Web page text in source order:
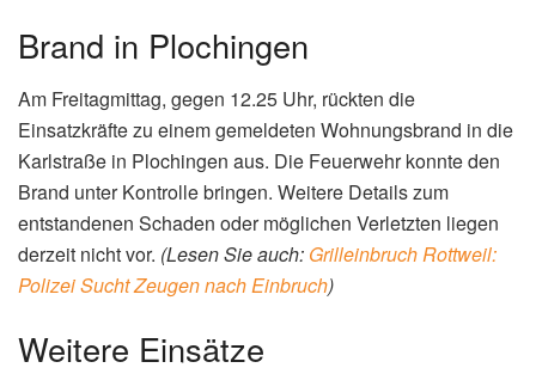
Brand in Plochingen
Am Freitagmittag, gegen 12.25 Uhr, rückten die
Einsatzkräfte zu einem gemeldeten Wohnungsbrand in die
Karlstraße in Plochingen aus. Die Feuerwehr konnte den
Brand unter Kontrolle bringen. Weitere Details zum
entstandenen Schaden oder möglichen Verletzten liegen
derzeit nicht vor. (Lesen Sie auch: Grilleinbruch Rottweil:
Polizei Sucht Zeugen nach Einbruch)
Weitere Einsätze